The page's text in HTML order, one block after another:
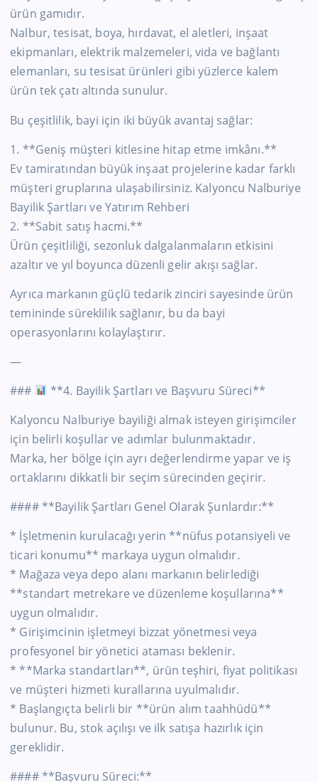
ürün gamıdır.
Nalbur, tesisat, boya, hırdavat, el aletleri, inşaat
ekipmanları, elektrik malzemeleri, vida ve bağlantı
elemanları, su tesisat ürünleri gibi yüzlerce kalem
ürün tek çatı altında sunulur.
Bu çeşitlilik, bayi için iki büyük avantaj sağlar:
1. **Geniş müşteri kitlesine hitap etme imkânı.**
Ev tamiratından büyük inşaat projelerine kadar farklı
müşteri gruplarına ulaşabilirsiniz. Kalyoncu Nalburiye
Bayilik Şartları ve Yatırım Rehberi
2. **Sabit satış hacmi.**
Ürün çeşitliliği, sezonluk dalgalanmaların etkisini
azaltır ve yıl boyunca düzenli gelir akışı sağlar.
Ayrıca markanın güçlü tedarik zinciri sayesinde ürün
temininde süreklilik sağlanır, bu da bayi
operasyonlarını kolaylaştırır.
—
###
**4. Bayilik Şartları ve Başvuru Süreci**
Kalyoncu Nalburiye bayiliği almak isteyen girişimciler
için belirli koşullar ve adımlar bulunmaktadır.
Marka, her bölge için ayrı değerlendirme yapar ve iş
ortaklarını dikkatli bir seçim sürecinden geçirir.
#### **Bayilik Şartları Genel Olarak Şunlardır:**
* İşletmenin kurulacağı yerin **nüfus potansiyeli ve
ticari konumu** markaya uygun olmalıdır.
* Mağaza veya depo alanı markanın belirlediği
**standart metrekare ve düzenleme koşullarına**
uygun olmalıdır.
* Girişimcinin işletmeyi bizzat yönetmesi veya
profesyonel bir yönetici ataması beklenir.
* **Marka standartları**, ürün teşhiri, fiyat politikası
ve müşteri hizmeti kurallarına uyulmalıdır.
* Başlangıçta belirli bir **ürün alım taahhüdü**
bulunur. Bu, stok açılışı ve ilk satışa hazırlık için
gereklidir.
#### **Başvuru Süreci:**